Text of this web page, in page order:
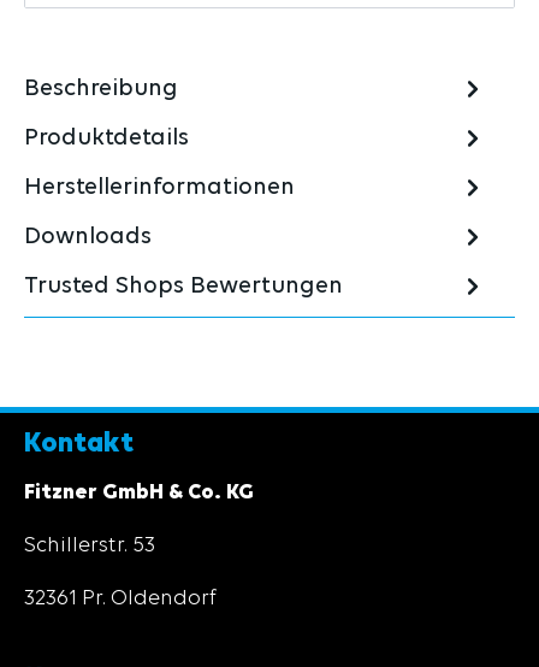
Beschreibung
Produktdetails
Herstellerinformationen
Downloads
Trusted Shops Bewertungen
Kontakt
Fitzner GmbH & Co. KG
Schillerstr. 53
32361 Pr. Oldendorf